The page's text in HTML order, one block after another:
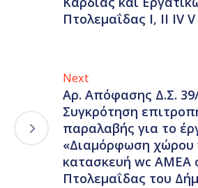
Πτολεμαΐδας Ι, II IV V
Next
Αρ. Απόφασης Δ.Σ.
Συγκρότηση
παραλαβής για το
«Διαμόρφωση χώρου
κατασκευή wc ΑΜΕΑ
Πτολεμαΐδας του